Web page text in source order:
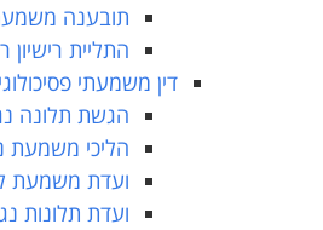
תובענה
התליית רישיון
דין משמעתי פסיכולוגים
הגשת תלונה נגד
הליכי משמעת
ועדת משמעת
ועדת תלונות נגד